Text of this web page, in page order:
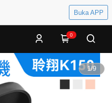
Buka APP
0
1/9